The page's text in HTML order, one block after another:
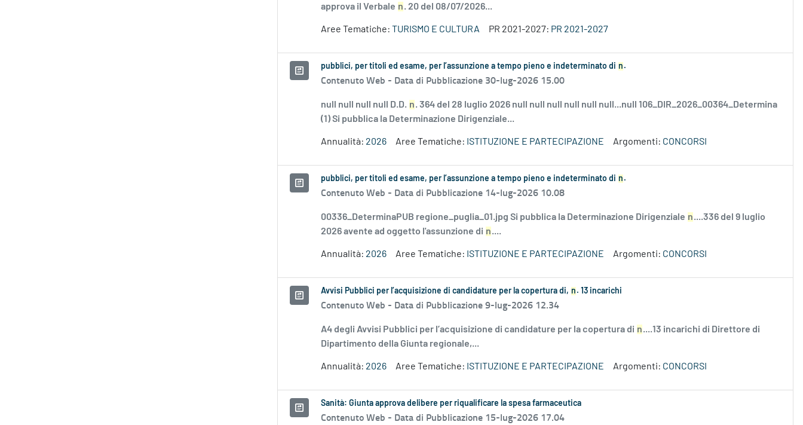
approva il Verbale n. 20 del 08/07/2026...
Aree Tematiche: TURISMO E CULTURA PR 2021-2027: PR 2021-2027
pubblici, per titoli ed esame, per l’assunzione a tempo pieno e indeterminato di n .
Contenuto Web - Data di Pubblicazione 30-lug-2026 15.00
null null null null D.D. n. 364 del 28 luglio 2026 null null null null null null...null 106_DIR_2026_00364_Determina
(1) Si pubblica la Determinazione Dirigenziale...
Annualità: 2026 Aree Tematiche: ISTITUZIONE E PARTECIPAZIONE Argomenti: CONCORSI
pubblici, per titoli ed esame, per l’assunzione a tempo pieno e indeterminato di n .
Contenuto Web - Data di Pubblicazione 14-lug-2026 10.08
00336_DeterminaPUB regione_puglia_01.jpg Si pubblica la Determinazione Dirigenziale n....336 del 9 luglio
2026 avente ad oggetto l'assunzione di n....
Annualità: 2026 Aree Tematiche: ISTITUZIONE E PARTECIPAZIONE Argomenti: CONCORSI
Avvisi Pubblici per l’acquisizione di candidature per la copertura di, n . 13 incarichi
Contenuto Web - Data di Pubblicazione 9-lug-2026 12.34
A4 degli Avvisi Pubblici per l’acquisizione di candidature per la copertura di n....13 incarichi di Direttore di
Dipartimento della Giunta regionale,...
Annualità: 2026 Aree Tematiche: ISTITUZIONE E PARTECIPAZIONE Argomenti: CONCORSI
Sanità: Giunta approva delibere per riqualificare la spesa farmaceutica
Contenuto Web - Data di Pubblicazione 15-lug-2026 17.04